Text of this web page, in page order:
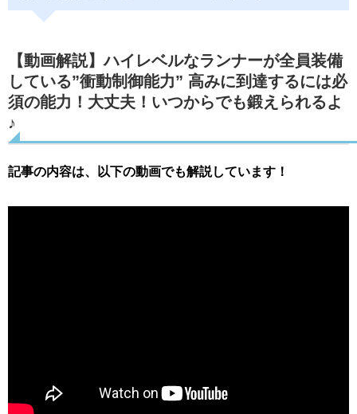
【動画解説】ハイレベルなランナーが全員装備
している”衝動制御能力” 高みに到達するには必
須の能力！大丈夫！いつからでも鍛えられるよ
♪
記事の内容は、以下の動画でも解説しています！